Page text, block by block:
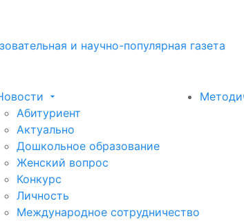
и научно-популярная газета
Абитуриент
Актуально
Дошкольное образование
Женский вопрос
Конкурс
Личность
Международное сотрудничество